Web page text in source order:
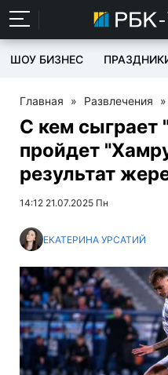
ШОУ БИЗНЕС
Главная » Развлечения »
С кем сыграет
пройдет
результат
14:12 21.07.2025 Пн
ЕКАТЕРИНА УРСАТИЙ